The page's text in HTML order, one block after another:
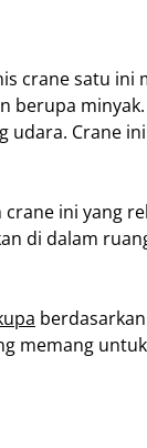
crane satu
berupa
udara. Crane
crane ini yang
di dalam
memang